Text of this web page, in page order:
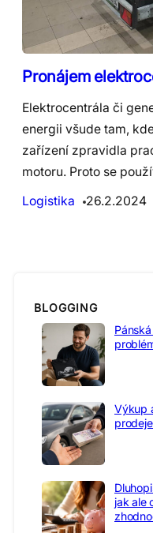
Pronájem
Elektrocentrála či
energii všude tam,
zařízení zpravidla
motoru. Proto se
Logistika
26.2.2024
BLOGGING
Výkup
jak ale